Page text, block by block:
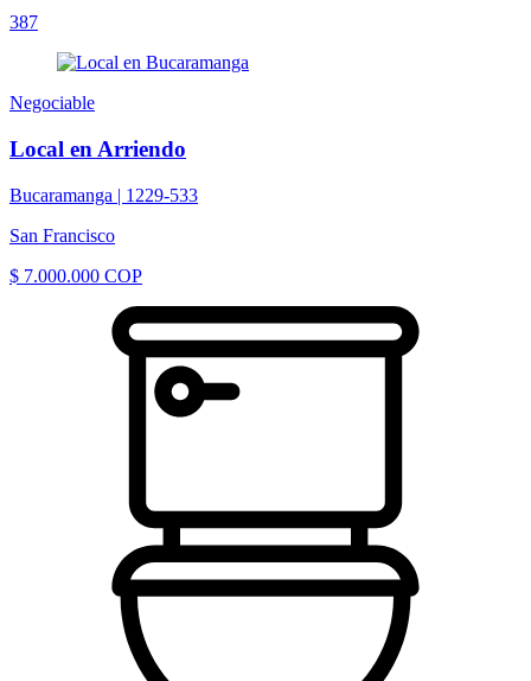
387
Negociable
Local en Arriendo
Bucaramanga | 1229-533
San Francisco
$ 7.000.000 COP